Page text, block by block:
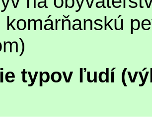
komárňanskú
typov ľudí